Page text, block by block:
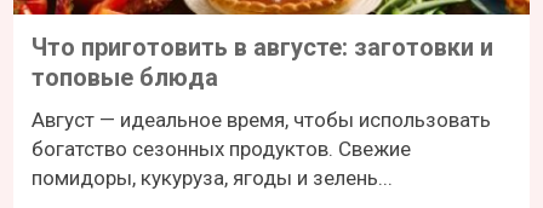
Что приготовить в августе: заготовки и
топовые блюда
Август — идеальное время, чтобы использовать
богатство сезонных продуктов. Свежие
помидоры, кукуруза, ягоды и зелень...